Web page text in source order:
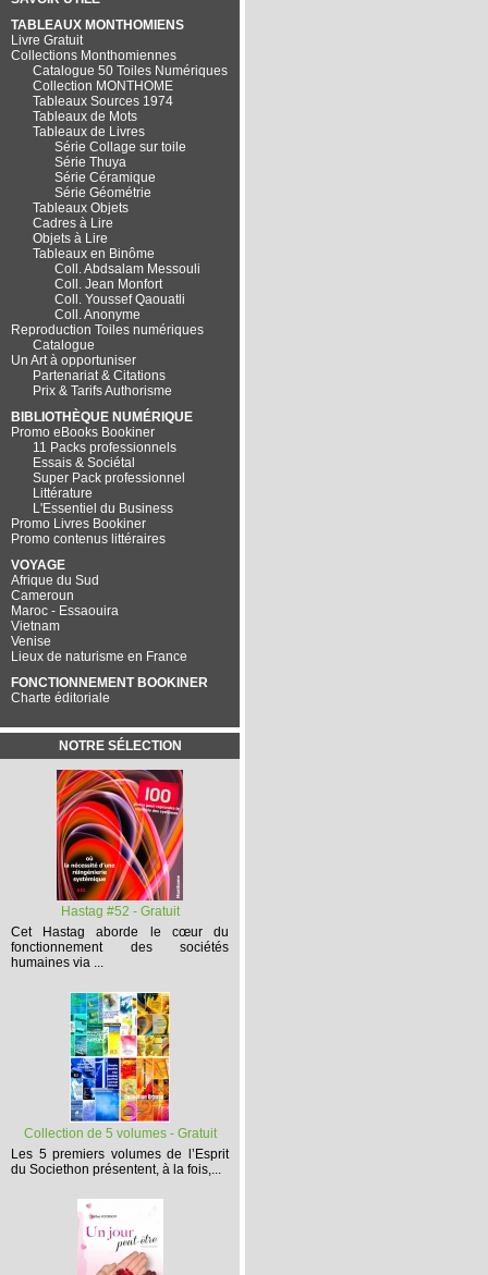
TABLEAUX MONTHOMIENS
Livre Gratuit
Collections Monthomiennes
Catalogue 50 Toiles Numériques
Collection MONTHOME
Tableaux Sources 1974
Tableaux de Mots
Tableaux de Livres
Série Collage sur toile
Série Thuya
Série Céramique
Série Géométrie
Tableaux Objets
Cadres à Lire
Objets à Lire
Tableaux en Binôme
Coll. Abdsalam Messouli
Coll. Jean Monfort
Coll. Youssef Qaouatli
Coll. Anonyme
Reproduction Toiles numériques
Catalogue
Un Art à opportuniser
Partenariat & Citations
Prix & Tarifs Authorisme
BIBLIOTHÈQUE NUMÉRIQUE
Promo eBooks Bookiner
11 Packs professionnels
Essais & Sociétal
Super Pack professionnel
Littérature
L'Essentiel du Business
Promo Livres Bookiner
Promo contenus littéraires
VOYAGE
Afrique du Sud
Cameroun
Maroc - Essaouira
Vietnam
Venise
Lieux de naturisme en France
FONCTIONNEMENT BOOKINER
Charte éditoriale
NOTRE SÉLECTION
Hastag #52 - Gratuit
Cet
Hastag aborde le cœur du
fonctionnement des sociétés
humaines via ...
Collection de 5 volumes - Gratuit
Les 5 premiers volumesde l’Esprit
du Societhon présentent, à la fois,...